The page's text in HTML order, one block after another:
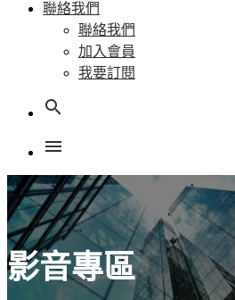
聯絡我們
聯絡我們
加入會員
我要訂閱
search
menu
影音專區